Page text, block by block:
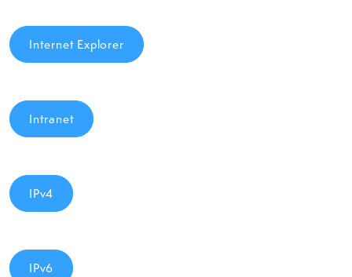
Internet Explorer
Intranet
IPv4
IPv6